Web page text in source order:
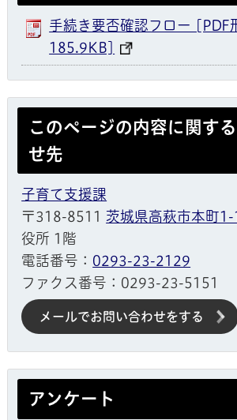
手続き要否確認フロー [PDF
185.9KB]
このページの内容に関す
せ先
子育て支援課
〒318-8511 茨城県高萩市本町
役所 1階
電話番号： 0293-23-2129
ファクス番号：0293-23-5151
メールでお問い合わせをする
アンケート